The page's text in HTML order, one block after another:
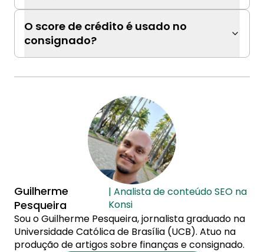
O score de crédito é usado no
consignado?
Guilherme
Pesqueira
| Analista de conteúdo SEO na
Konsi
Sou o Guilherme Pesqueira, jornalista graduado na
Universidade Católica de Brasília (UCB). Atuo na
produção de artigos sobre finanças e consignado.